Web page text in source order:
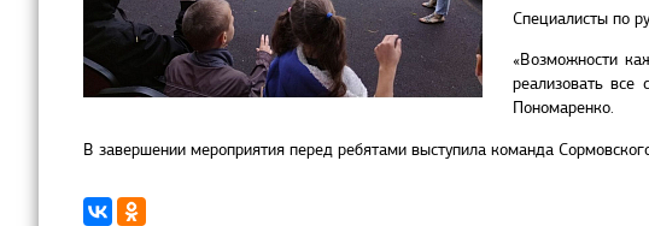
Специалисты по
«Возможности
реализовать
Пономаренко.
В завершении мероприятия перед ребятами выступила команда